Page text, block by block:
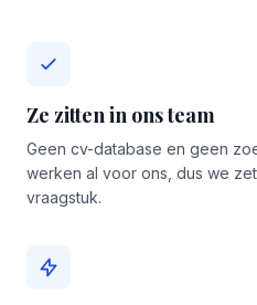
Ze zitten in ons team
Geen cv-database en geen
werken al voor ons, dus we
vraagstuk.